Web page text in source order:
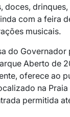
doces,
com a feira
musicais.
do
Aberto de
oferece ao
na
permitida